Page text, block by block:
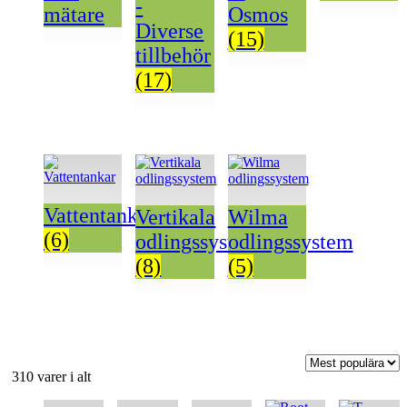
mätare
-
Diverse
tillbehör
(17)
Osmos
(15)
Vattentankar
(6)
Vertikala
odlingssystem
(8)
Wilma
odlingssystem
(5)
310 varer i altSortera